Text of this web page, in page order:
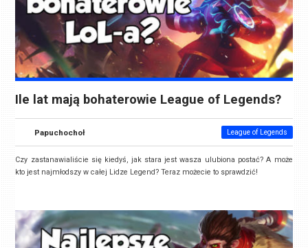
Ile lat mają bohaterowie League of Legends?
Papuchochoł League of Legends
Czy zastanawialiście się kiedyś, jak stara jest wasza ulubiona postać? A może
kto jest najmłodszy w całej Lidze Legend? Teraz możecie to sprawdzić!